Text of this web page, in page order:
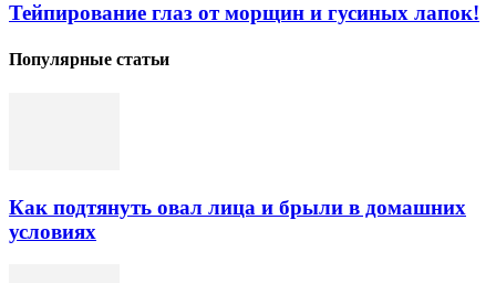
Тейпирование глаз от морщин и гусиных лапок!
Популярные статьи
Как подтянуть овал лица и брыли в домашних
условиях